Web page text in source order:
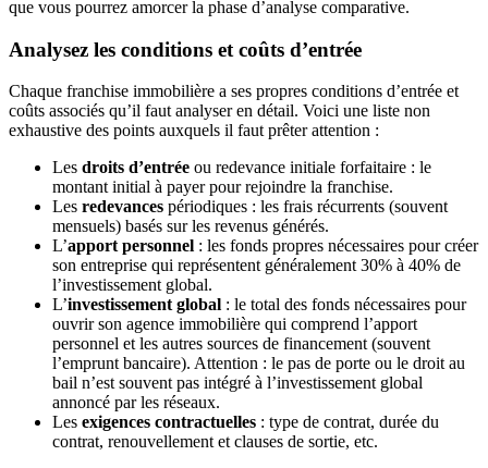
que vous pourrez amorcer la phase d’analyse comparative.
Analysez les conditions et coûts d’entrée
Chaque franchise immobilière a ses propres conditions d’entrée et
coûts associés qu’il faut analyser en détail. Voici une liste non
exhaustive des points auxquels il faut prêter attention :
Les droits d’entrée ou redevance initiale forfaitaire : le
montant initial à payer pour rejoindre la franchise.
Les redevances périodiques : les frais récurrents (souvent
mensuels) basés sur les revenus générés.
L’apport personnel : les fonds propres nécessaires pour créer
son entreprise qui représentent généralement 30% à 40% de
l’investissement global.
L’investissement global : le total des fonds nécessaires pour
ouvrir son agence immobilière qui comprend l’apport
personnel et les autres sources de financement (souvent
l’emprunt bancaire). Attention : le pas de porte ou le droit au
bail n’est souvent pas intégré à l’investissement global
annoncé par les réseaux.
Les exigences contractuelles : type de contrat, durée du
contrat, renouvellement et clauses de sortie, etc.